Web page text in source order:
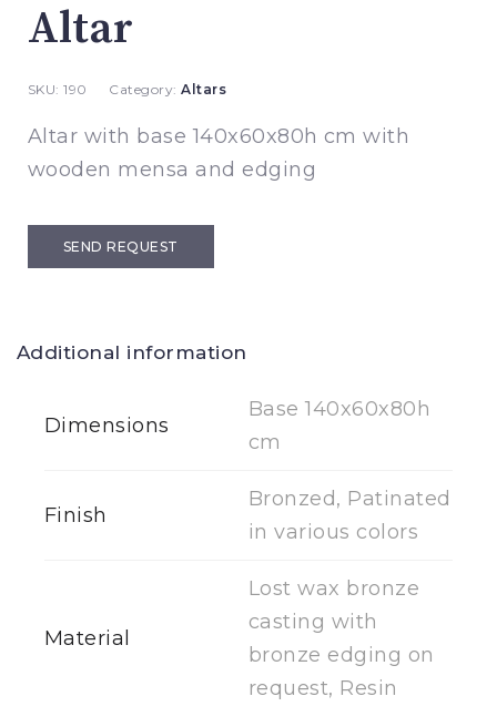
Altar
SKU:190 Category:Altars
Altar with base 140x60x80h cm with
wooden mensa and edging
SEND REQUEST
Additional information
Dimensions
Base 140x60x80h
cm
Finish
Bronzed, Patinated
in various colors
Material
Lost wax bronze
casting with
bronze edging on
request, Resin